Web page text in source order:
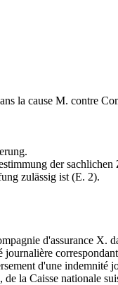
la cause M. contre
der
zulässig ist (E. 2).
d'assurance
d'une indemnité
la Caisse nationale